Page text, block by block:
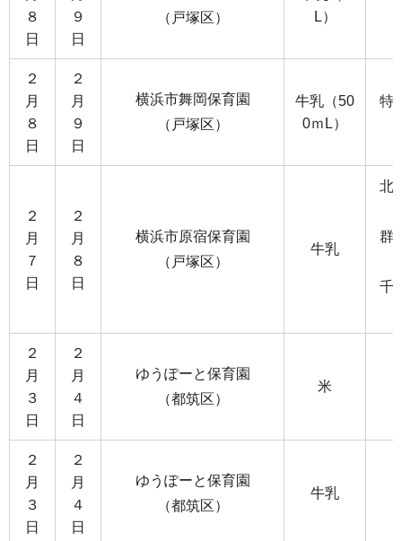
８
日
９
日
（戸塚区）
L）
２
月
８
日
２
月
９
日
横浜市舞岡保育園
（戸塚区）
牛乳（50
0ｍL）
特
２
月
７
日
２
月
８
日
横浜市原宿保育園
（戸塚区）
牛乳
北
群
千
２
月
３
日
２
月
４
日
ゆうぽーと保育園
（都筑区）
米
２
月
３
日
２
月
４
日
ゆうぽーと保育園
（都筑区）
牛乳